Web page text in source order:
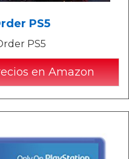
PS5
PS5
en Amazon